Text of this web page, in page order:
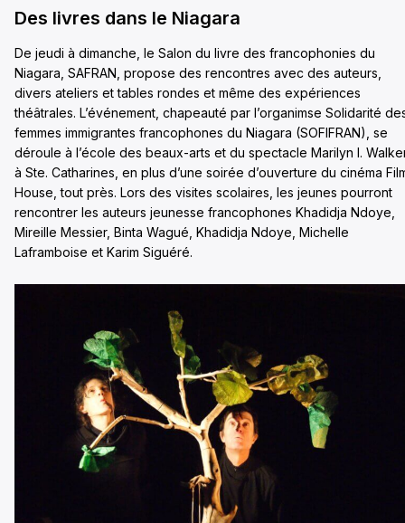
Des livres dans le Niagara
De jeudi à dimanche, le Salon du livre des francophonies du
Niagara, SAFRAN, propose des rencontres avec des auteurs,
divers ateliers et tables rondes et même des expériences
théâtrales. L’événement, chapeauté par l’organimse Solidarité
femmes immigrantes francophones du Niagara (SOFIFRAN), se
déroule à l’école des beaux-arts et du spectacle Marilyn I.
à Ste. Catharines, en plus d’une soirée d’ouverture du cinéma
House, tout près. Lors des visites scolaires, les jeunes pourront
rencontrer les auteurs jeunesse francophones Khadidja Ndoye,
Mireille Messier, Binta Wagué, Khadidja Ndoye, Michelle
Laframboise et Karim Siguéré.